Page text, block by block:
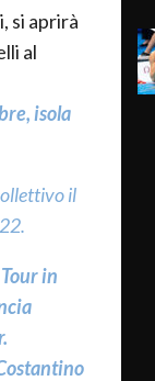
si aprirà
al
isola
il
in